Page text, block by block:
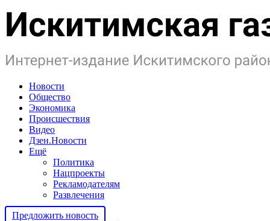
Новости
Общество
Экономика
Происшествия
Видео
Дзен.Новости
Ещё
Политика
Нацпроекты
Рекламодателям
Развлечения
Предложить новость